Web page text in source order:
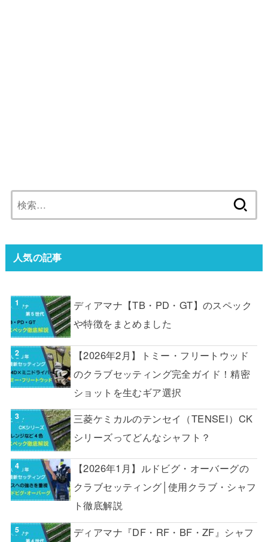
索:
人気の記事
ディアマナ【TB・PD・GT】のスペック
や特徴をまとめました
【2026年2月】トミー・フリートウッド
のクラブセッティング完全ガイド！精密
ショットを生むギア選択
三菱ケミカルのテンセイ（TENSEI）CK
シリーズってどんなシャフト？
【2026年1月】ルドビグ・オーバーグの
クラブセッティング│使用クラブ・シャフ
ト徹底解説
ディアマナ『DF・RF・BF・ZF』シャフ